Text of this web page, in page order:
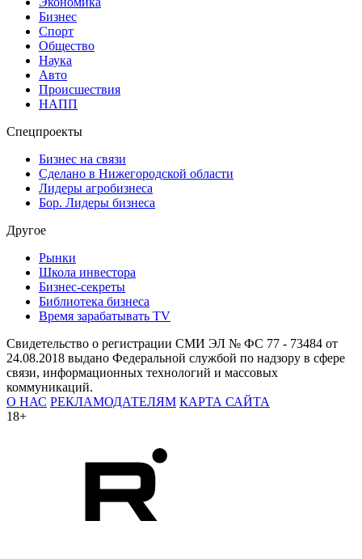
Бизнес
Спорт
Общество
Наука
Авто
Происшествия
НАПП
Спецпроекты
Бизнес на связи
Сделано в Нижегородской области
Лидеры агробизнеса
Бор. Лидеры бизнеса
Другое
Рынки
Школа инвестора
Бизнес-секреты
Библиотека бизнеса
Время зарабатывать TV
Свидетельство о регистрации СМИ ЭЛ № ФС 77 - 73484 от
24.08.2018 выдано Федеральной службой по надзору в сфере
связи, информационных технологий и массовых
коммуникаций.
О НАС РЕКЛАМОДАТЕЛЯМ КАРТА САЙТА
18+